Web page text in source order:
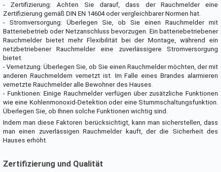
- Zertifizierung: Achten Sie darauf, dass der Rauchmelder eine
Zertifizierung gemäß DIN EN 14604 oder vergleichbarer Normen hat.
- Stromversorgung: Überlegen Sie, ob Sie einen Rauchmelder mit
Batteriebetrieb oder Netzanschluss bevorzugen. Ein batteriebetriebener
Rauchmelder bietet mehr Flexibilität bei der Montage, während ein
netzbetriebener Rauchmelder eine zuverlässigere Stromversorgung
bietet.
- Vernetzung: Überlegen Sie, ob Sie einen Rauchmelder möchten, der mit
anderen Rauchmeldern vernetzt ist. Im Falle eines Brandes alarmieren
vernetzte Rauchmelder alle Bewohner des Hauses.
- Funktionen: Einige Rauchmelder verfügen über zusätzliche Funktionen
wie eine Kohlenmonoxid-Detektion oder eine Stummschaltungsfunktion.
Überlegen Sie, ob Ihnen solche Funktionen wichtig sind.
Indem man diese Faktoren berücksichtigt, kann man sicherstellen, dass
man einen zuverlässigen Rauchmelder kauft, der die Sicherheit des
Hauses erhöht.
Zertifizierung und Qualität